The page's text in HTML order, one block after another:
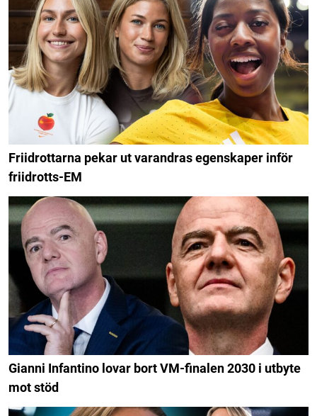
Friidrottarna pekar ut varandras egenskaper inför
friidrotts-EM
Gianni Infantino lovar bort VM-finalen 2030 i utbyte
mot stöd